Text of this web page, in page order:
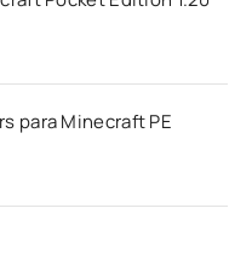
para Minecraft PE